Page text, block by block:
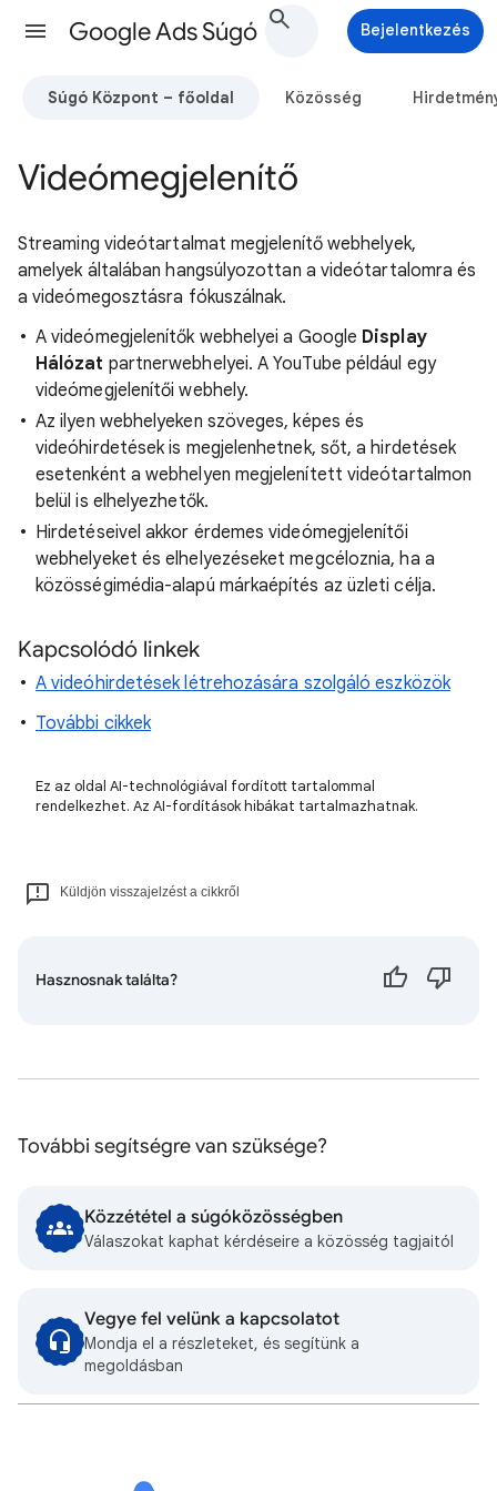
Google Ads Súgó Bejelentkezés
Súgó Központ – főoldal Közösség
Videómegjelenítő
Streaming videótartalmat megjelenítő webhelyek,
amelyek általában hangsúlyozottan a videótartalomra és
a videómegosztásra fókuszálnak.
A videómegjelenítők webhelyei a Google Display
Hálózat partnerwebhelyei. A YouTube például egy
videómegjelenítői webhely.
Az ilyen webhelyeken szöveges, képes és
videóhirdetések is megjelenhetnek, sőt, a hirdetések
esetenként a webhelyen megjelenített videótartalmon
belül is elhelyezhetők.
Hirdetéseivel akkor érdemes videómegjelenítői
webhelyeket és elhelyezéseket megcéloznia, ha a
közösségimédia-alapú márkaépítés az üzleti célja.
Kapcsolódó linkek
A videóhirdetések létrehozására szolgáló eszközök
További cikkek
Ez az oldal AI-technológiával fordított tartalommal
rendelkezhet. Az AI-fordítások hibákat tartalmazhatnak.
Küldjön visszajelzést a cikkről
Hasznosnak találta?
További segítségre van szüksége?
Közzététel a súgóközösségben
Válaszokat kaphat kérdéseire a közösség tagjaitól
Vegye fel velünk a kapcsolatot
Mondja el a részleteket, és segítünk a
megoldásban